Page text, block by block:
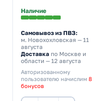
Наличие
Самовывоз из ПВЗ:
м. Новохохловская — 11
августа
Доставка по Москве и
области — 12 августа
Авторизованному
пользователю начислим 8
бонусов